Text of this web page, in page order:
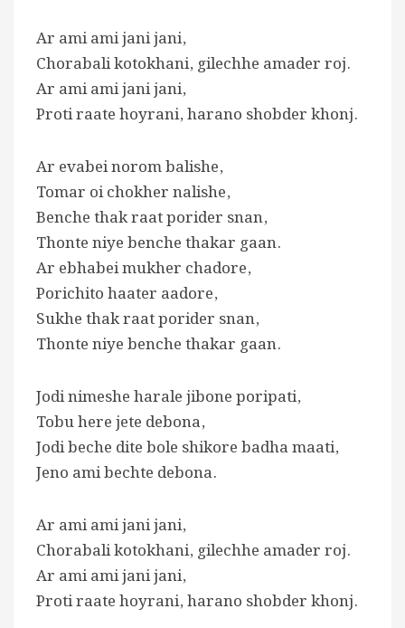
Ar ami ami jani jani,
Chorabali kotokhani, gilechhe amader roj.
Ar ami ami jani jani,
Proti raate hoyrani, harano shobder khonj.
Ar evabei norom balishe,
Tomar oi chokher nalishe,
Benche thak raat porider snan,
Thonte niye benche thakar gaan.
Ar ebhabei mukher chadore,
Porichito haater aadore,
Sukhe thak raat porider snan,
Thonte niye benche thakar gaan.
Jodi nimeshe harale jibone poripati,
Tobu here jete debona,
Jodi beche dite bole shikore badha maati,
Jeno ami bechte debona.
Ar ami ami jani jani,
Chorabali kotokhani, gilechhe amader roj.
Ar ami ami jani jani,
Proti raate hoyrani, harano shobder khonj.